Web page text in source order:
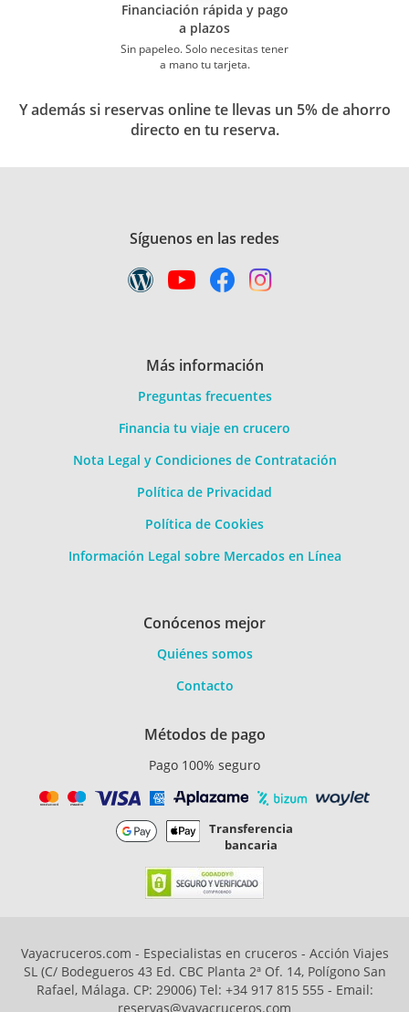
Financiación rápida y pago
a plazos
Sin papeleo. Solo necesitas tener
a mano tu tarjeta.
Y además si reservas online te llevas un 5% de ahorro
directo en tu reserva.
Síguenos en las redes
Más información
Preguntas frecuentes
Financia tu viaje en crucero
Nota Legal y Condiciones de Contratación
Política de Privacidad
Política de Cookies
Información Legal sobre Mercados en Línea
Conócenos mejor
Quiénes somos
Contacto
Métodos de pago
Pago 100% seguro
Transferencia
bancaria
Vayacruceros.com - Especialistas en cruceros - Acción Viajes
SL (C/ Bodegueros 43 Ed. CBC Planta 2ª Of. 14, Polígono San
Rafael, Málaga. CP: 29006) Tel: +34 917 815 555 - Email:
reservas@vayacruceros.com